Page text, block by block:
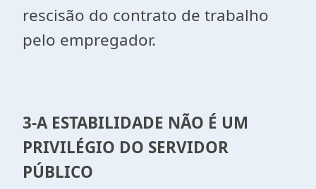
rescisão do contrato de trabalho
pelo empregador.
3-A ESTABILIDADE NÃO É UM
PRIVILÉGIO DO SERVIDOR
PÚBLICO